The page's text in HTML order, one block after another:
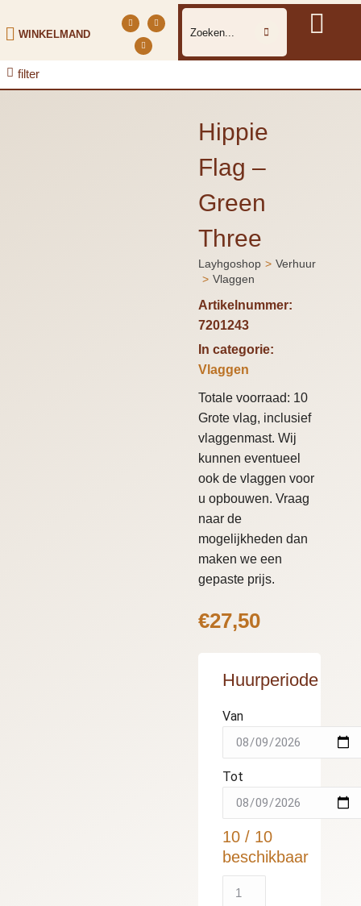
WINKELMAND
filter
Hippie
Flag –
Green
Three
Je bent hier:
Layhgoshop
Verhuur
Vlaggen
Artikelnummer:
7201243
In categorie:
Vlaggen
Totale voorraad: 10
Grote vlag, inclusief
vlaggenmast. Wij
kunnen eventueel
ook de vlaggen voor
u opbouwen. Vraag
naar de
mogelijkheden dan
maken we een
gepaste prijs.
€27,50
Huurperiode
Van
Tot
10 / 10
beschikbaar